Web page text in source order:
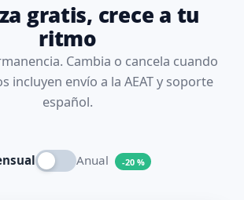
gratis, crece a tu
ritmo
Cambia o cancela cuando
incluyen envío a la AEAT y soporte
español.
Anual -20 %